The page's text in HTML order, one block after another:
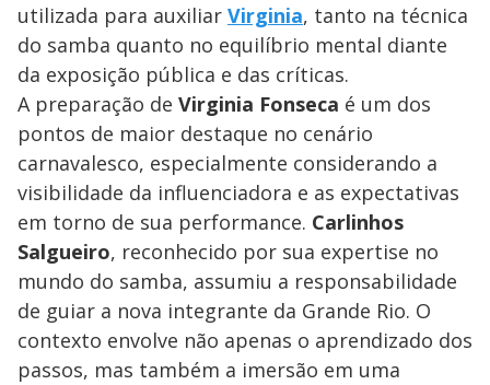
utilizada para auxiliar Virginia, tanto na técnica
do samba quanto no equilíbrio mental diante
da exposição pública e das críticas.
A preparação de Virginia Fonseca é um dos
pontos de maior destaque no cenário
carnavalesco, especialmente considerando a
visibilidade da influenciadora e as expectativas
em torno de sua performance. Carlinhos
Salgueiro, reconhecido por sua expertise no
mundo do samba, assumiu a responsabilidade
de guiar a nova integrante da Grande Rio. O
contexto envolve não apenas o aprendizado dos
passos, mas também a imersão em uma